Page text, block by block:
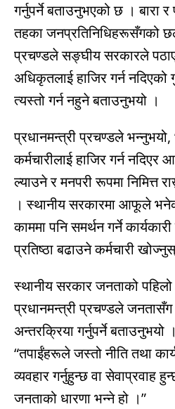
गर्नुपर्ने बताउनुभएको छ । बारा र
तहका जनप्रतिनिधिहरूसँगको
प्रचण्डले सङ्घीय सरकारले
अधिकृतलाई हाजिर गर्न
त्यस्तो गर्न नहुने बताउनुभयो ।
प्रधानमन्त्री प्रचण्डले
कर्मचारीलाई हाजिर गर्न
ल्याउने र मनपरी रूपमा निमित्त
। स्थानीय सरकारमा आफूले
काममा पनि समर्थन गर्ने
प्रतिष्ठा बढाउने कर्मचारी
स्थानीय सरकार जनताको
प्रधानमन्त्री प्रचण्डले जनतासँग
अन्तरक्रिया गर्नुपर्ने
“तपाईंहरूले जस्तो नीति तथा
व्यवहार गर्नुहुन्छ वा सेवाप्रवाह
जनताको धारणा भन्ने हो ।”